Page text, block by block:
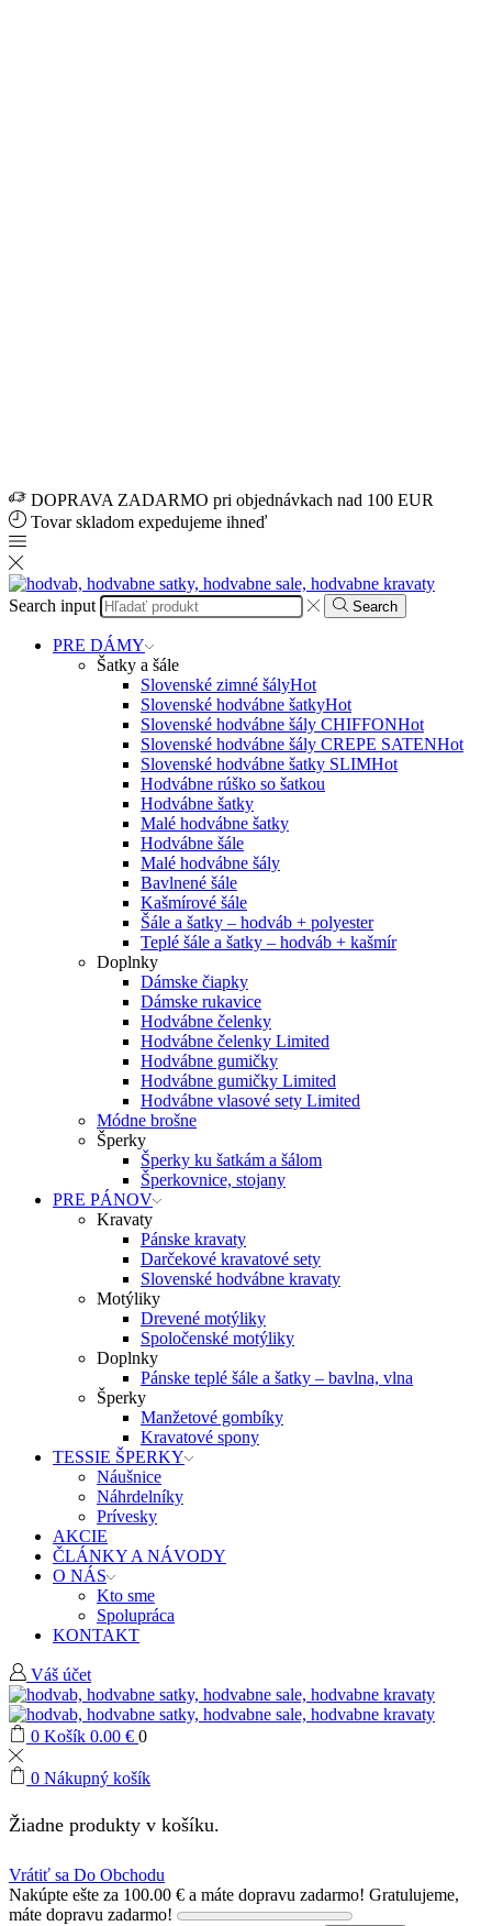
DOPRAVA ZADARMO pri objednávkach nad 100 EUR
Tovar skladom expedujeme ihneď
Search input Search
PRE DÁMY
Šatky a šále
Slovenské zimné šályHot
Slovenské hodvábne šatkyHot
Slovenské hodvábne šály CHIFFONHot
Slovenské hodvábne šály CREPE SATENHot
Slovenské hodvábne šatky SLIMHot
Hodvábne rúško so šatkou
Hodvábne šatky
Malé hodvábne šatky
Hodvábne šále
Malé hodvábne šály
Bavlnené šále
Kašmírové šále
Šále a šatky – hodváb + polyester
Teplé šále a šatky – hodváb + kašmír
Doplnky
Dámske čiapky
Dámske rukavice
Hodvábne čelenky
Hodvábne čelenky Limited
Hodvábne gumičky
Hodvábne gumičky Limited
Hodvábne vlasové sety Limited
Módne brošne
Šperky
Šperky ku šatkám a šálom
Šperkovnice, stojany
PRE PÁNOV
Kravaty
Pánske kravaty
Darčekové kravatové sety
Slovenské hodvábne kravaty
Motýliky
Drevené motýliky
Spoločenské motýliky
Doplnky
Pánske teplé šále a šatky – bavlna, vlna
Šperky
Manžetové gombíky
Kravatové spony
TESSIE ŠPERKY
Náušnice
Náhrdelníky
Prívesky
AKCIE
ČLÁNKY A NÁVODY
O NÁS
Kto sme
Spolupráca
KONTAKT
Váš účet
0 Košík 0.00 € 0
0 Nákupný košík
Žiadne produkty v košíku.
Vrátiť sa Do Obchodu
Nakúpte ešte za 100.00 € a máte dopravu zadarmo! Gratulujeme,
máte dopravu zadarmo!